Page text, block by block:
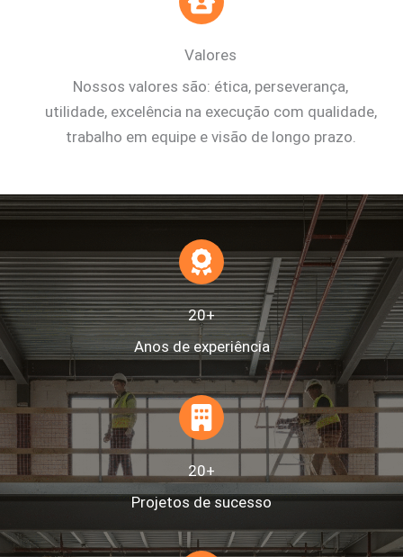
Valores
Nossos valores são: ética, perseverança,
utilidade, excelência na execução com qualidade,
trabalho em equipe e visão de longo prazo.
20+
Anos de experiência
20+
Projetos de sucesso